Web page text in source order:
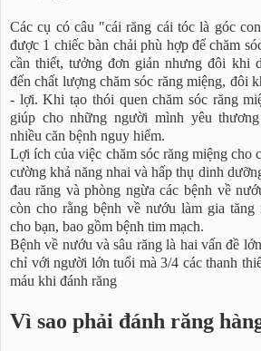
Các cụ có câu "cái răng cái tóc là góc con
được 1 chiếc bàn chải phù hợp để chăm
cần thiết, tưởng đơn giản nhưng đôi khi dễ chọn sai, ảnh hưởng
đến chất lượng chăm sóc răng miệng, đôi khi còn gây hại cho răng
- lợi. Khi tạo thói quen chăm sóc răng miệng cho cả nhà,
giúp cho những người mình yêu
nhiều căn bệnh nguy hiểm.
Lợi ích của việc chăm sóc răng miệng cho cả
cường khả năng nhai và hấp thụ dinh
đau răng và phòng ngừa các bệnh về nướu. Một nghiên cứu mới
còn cho rằng bệnh về nướu làm gia tăng nhiều vấn đề sức khỏe
cho bạn, bao gồm bệnh tim mạch.
Bệnh về nướu và sâu răng là hai vấn đề
chỉ với người lớn tuổi mà 3/4 các thanh
máu khi đánh răng
Vì sao phải đánh răng